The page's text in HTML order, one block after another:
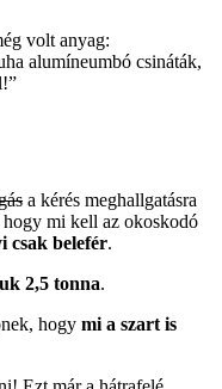
volt anyag:
alumíneumbó csináták,
a kérés meghallgatásra
mi kell az okoskodó
csak belefér.
2,5 tonna.
hogy mi a szart is